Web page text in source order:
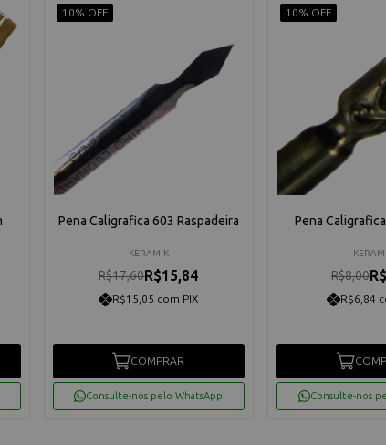
10% OFF
Pena Caligrafica 603 Raspadeira
KERAMIK
R$17,60R$15,84
R$15,05 com PIX
COMPRAR
Consulte-nos pelo WhatsApp
10% OFF
Pena
R$8,00
R$6,84
Consulte-nos